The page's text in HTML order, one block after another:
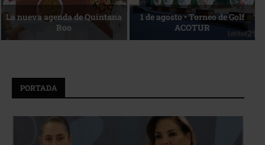
Reconocimiento de viajeros La esencia del servicio
PORTADA